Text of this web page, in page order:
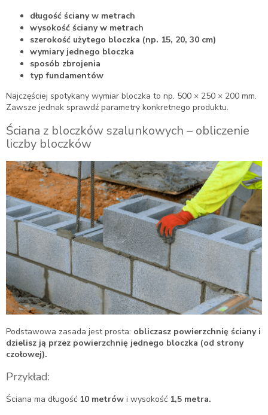
długość ściany w metrach
wysokość ściany w metrach
szerokość użytego bloczka (np. 15, 20, 30 cm)
wymiary jednego bloczka
sposób zbrojenia
typ fundamentów
Najczęściej spotykany wymiar bloczka to np. 500 × 250 × 200 mm.
Zawsze jednak sprawdź parametry konkretnego produktu.
Ściana z bloczków szalunkowych – obliczenie
liczby bloczków
Podstawowa zasada jest prosta: obliczasz powierzchnię ściany i
dzielisz ją przez powierzchnię jednego bloczka (od strony
czołowej).
Przykład:
Ściana ma długość 10 metrów i wysokość 1,5 metra.